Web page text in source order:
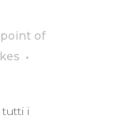
of
i